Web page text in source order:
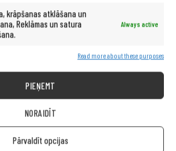
krāpšanas atklāšana un
Reklāmas un satura
Always active
Read more about these purposes
PIEŅEMT
NORAIDĪT
Pārvaldīt opcijas